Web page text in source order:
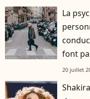
La
font
20 juillet